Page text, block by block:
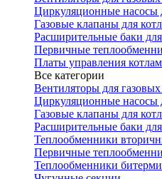
Циркуляционные насосы
Газовые клапаны для
Расширительные баки
Первичные
Платы управления
Все категории
Вентиляторы для газовых
Циркуляционные насосы
Газовые клапаны для
Расширительные баки
Теплообменники
Первичные
Теплообменники